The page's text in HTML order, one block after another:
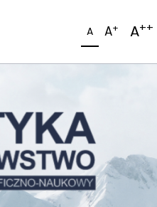
A A+ A++